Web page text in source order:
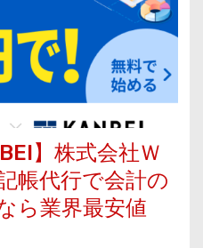
】株式会社Ｗ
帳代行で会計の
ら業界最安値